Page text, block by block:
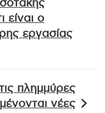
είναι ο
εργασίας
πλημμύρες
νέες